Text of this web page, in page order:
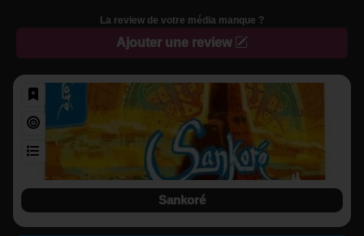
La review de votre média manque ?
Ajouter une review
Sankoré